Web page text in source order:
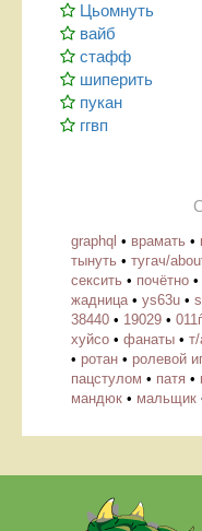
Цьомнуть
вайб
стафф
шиперить
пукан
ггвп
graphql • врамать •
тынуть • тугач/
сексить • почётно •
жадница• ys63u •
38440 • 19029 •
хуйсо • фанаты •
• ротан • ролевой
пацстулом • патя •
мандюк • мальщик